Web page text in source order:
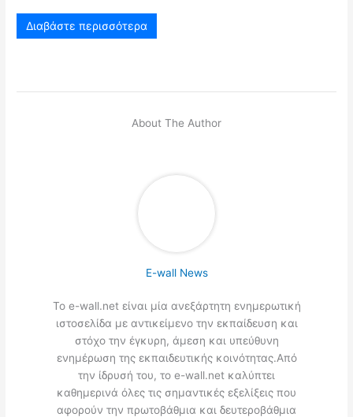
Διαβάστε περισσότερα
About The Author
E-wall News
Το e-wall.net είναι μία ανεξάρτητη ενημερωτική
ιστοσελίδα με αντικείμενο την εκπαίδευση και
στόχο την έγκυρη, άμεση και υπεύθυνη
ενημέρωση της εκπαιδευτικής κοινότητας.Από
την ίδρυσή του, το e-wall.net καλύπτει
καθημερινά όλες τις σημαντικές εξελίξεις που
αφορούν την πρωτοβάθμια και δευτεροβάθμια